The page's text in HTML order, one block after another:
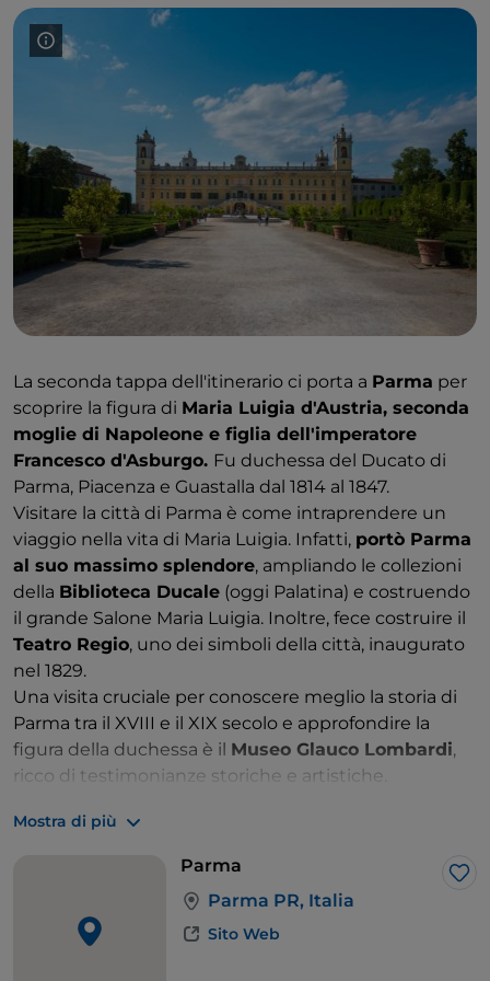
La seconda tappa dell'itinerario ci porta a Parma per
scoprire la figura di Maria Luigia d'Austria, seconda
moglie di Napoleone e figlia dell'imperatore
Francesco d'Asburgo. Fu duchessa del Ducato di
Parma, Piacenza e Guastalla dal 1814 al 1847.
Visitare la città di Parma è come intraprendere un
viaggio nella vita di Maria Luigia. Infatti, portò Parma
al suo massimo splendore, ampliando le collezioni
della Biblioteca Ducale (oggi Palatina) e costruendo
il grande Salone Maria Luigia. Inoltre, fece costruire il
Teatro Regio, uno dei simboli della città, inaugurato
nel 1829.
Una visita cruciale per conoscere meglio la storia di
Parma tra il XVIII e il XIX secolo e approfondire la
figura della duchessa è il Museo Glauco Lombardi,
ricco di testimonianze storiche e artistiche.
Complesso della Pilotta
Galleria Nazionale, sono conservate opere legate alla
: una maestosa scultura di
Antonio Canova intitolata "Maria Luigia d'Asburgo in
veste di Concordia" e un grande dipinto di Giovan
Mostra di più
Parma
Parma PR, Italia
Sito Web